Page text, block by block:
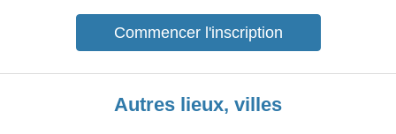
Commencer l'inscription
Autres lieux, villes